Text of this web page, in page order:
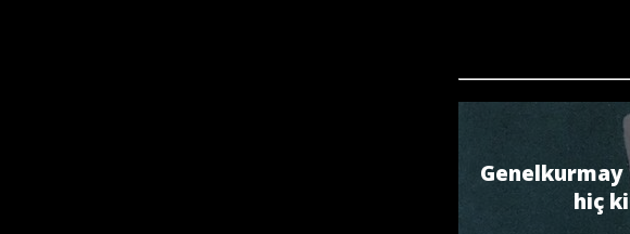
Genelkurmay
hiç